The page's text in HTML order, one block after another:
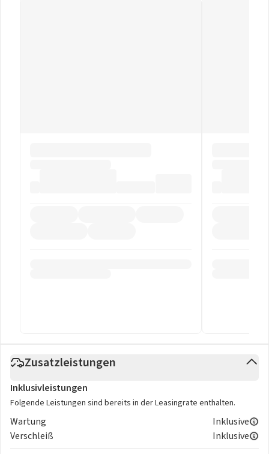
Zusatzleistungen
Inklusivleistungen
Folgende Leistungen sind bereits in der Leasingrate enthalten.
Wartung
Inklusive
Verschleiß
Inklusive